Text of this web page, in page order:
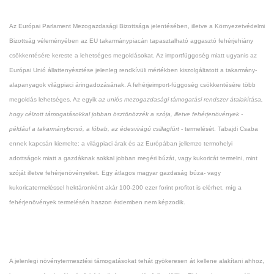
Az Európai Parlament Mezogazdasági Bizottsága jelentésében, illetve a Környezetvédelmi
Bizottság véleményében az EU takarmánypiacán tapasztalható aggasztó fehérjehiány
csökkentésére kereste a lehetséges megoldásokat. Az importfüggoség miatt ugyanis az
Európai Unió állattenyésztése jelenleg rendkívüli mértékben kiszolgáltatott a takarmány-
alapanyagok világpiaci áringadozásának. A fehérjeimport-függoség csökkentésére több
megoldás lehetséges. Az egyik az uniós mezogazdasági támogatási rendszer átalakítása,
hogy célzott támogatásokkal jobban ösztönözzék a szója, illetve fehérjenövények -
például a takarmányborsó, a lóbab, az édesvirágú csillagfürt - termelését. Tabajdi Csaba
ennek kapcsán kiemelte: a világpiaci árak és az Európában jellemzo termohelyi
adottságok miatt a gazdáknak sokkal jobban megéri búzát, vagy kukoricát termelni, mint
szóját illetve fehérjenövényeket. Egy átlagos magyar gazdaság búza- vagy
kukoricatermeléssel hektáronként akár 100-200 ezer forint profitot is elérhet, míg a
fehérjenövények termelésén haszon érdemben nem képzodik.
A jelenlegi növénytermesztési támogatásokat tehát gyökeresen át kellene alakítani ahhoz,